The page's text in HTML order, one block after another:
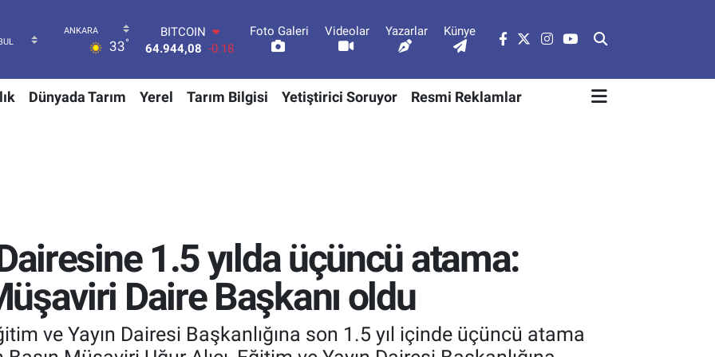
33°
DOLAR
47,7436
0.18
55,2510 0.32
STERLİN
Foto Galeri Videolar Yazarlar Künye
Dünyada Tarım Yerel Tarım Bilgisi Yetiştirici Soruyor Resmi Reklamlar
1.5 yılda üçüncü atama:
Daire Başkanı oldu
ve Yayın Dairesi Başkanlığına son 1.5 yıl içinde üçüncü atama